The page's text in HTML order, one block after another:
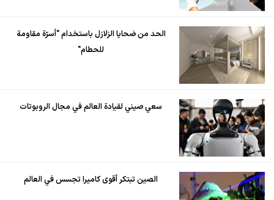
الحد من ضحايا الزلازل باستخدام "أسرّة مقاومة
للحطام"
سعي صيني لقيادة العالم في مجال الروبوتات
الصين تبتكر أقوى كاميرا تجسس في العالم